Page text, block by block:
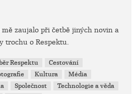
zaujalo při četbě jiných novin a
trochu o Respektu.
Respektu
Cestování
Kultura
Média
Společnost
Technologie a věda